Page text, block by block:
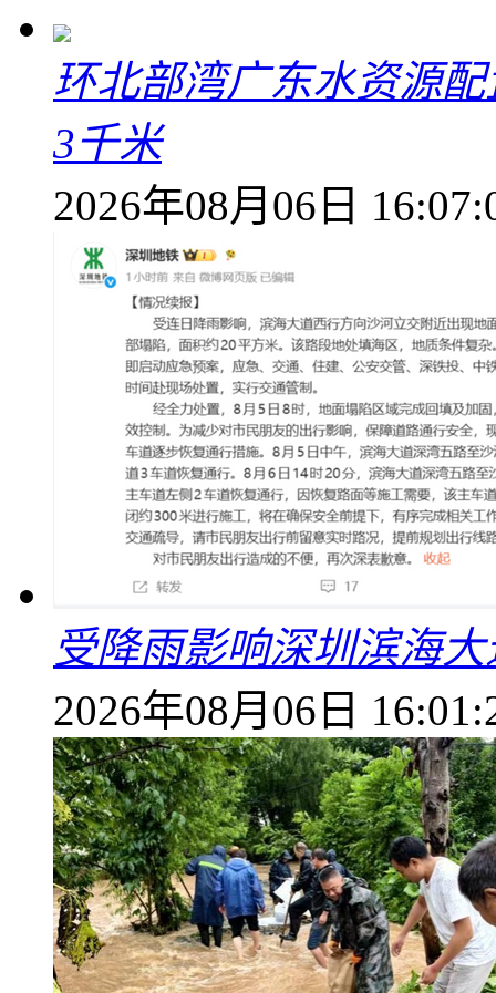
环北部湾广东水资源
3千米
2026年08月06日
受降雨影响深圳滨海
2026年08月06日